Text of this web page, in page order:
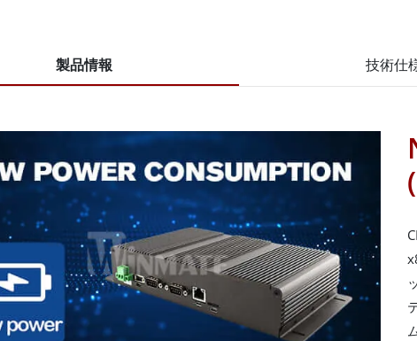
製品情報 技術仕